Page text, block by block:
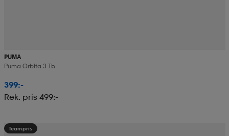
PUMA
Puma Orbita 3 Tb
399:-
Rek. pris 499:-
Teampris